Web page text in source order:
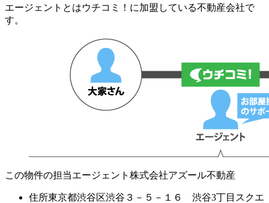
エージェントとはウチコミ！に加盟している不動産会社で
す。
この物件の担当エージェント 株式会社アズール不動産
住所東京都渋谷区渋谷３－５－１６ 渋谷3丁目スクエ